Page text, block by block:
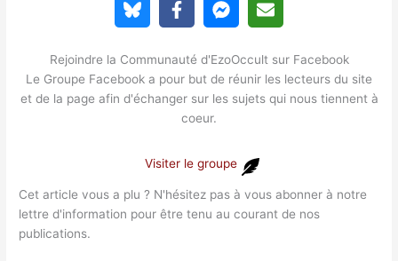
Rejoindre la Communauté d'EzoOccult sur Facebook
Le Groupe Facebook a pour but de réunir les lecteurs du site
et de la page afin d'échanger sur les sujets qui nous tiennent à
coeur.
Visiter le groupe
Cet article vous a plu ? N'hésitez pas à vous abonner à notre
lettre d'information pour être tenu au courant de nos
publications.